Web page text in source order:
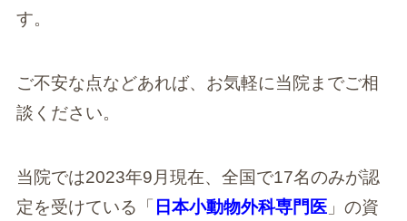
す。
ご不安な点などあれば、お気軽に当院までご相
談ください。
当院では2023年9月現在、全国で17名のみが認
定を受けている「 日本小動物外科専門医」の資